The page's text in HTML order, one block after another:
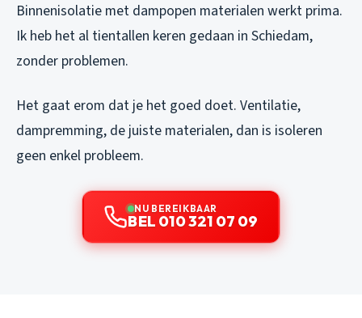
Binnenisolatie met dampopen materialen werkt prima.
Ik heb het al tientallen keren gedaan in Schiedam,
zonder problemen.
Het gaat erom dat je het goed doet. Ventilatie,
dampremming, de juiste materialen, dan is isoleren
geen enkel probleem.
NU BEREIKBAAR
BEL 010 321 07 09